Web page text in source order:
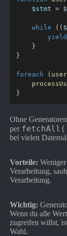
$stmt =
while ( (
yield
}
}
foreach (
}
Ohne
per
bei vielen
Vorteile:
Verarbeitung,
Verarbeitung.
Wichtig:
Wenn du alle
zugreifen willst,
Wahl.